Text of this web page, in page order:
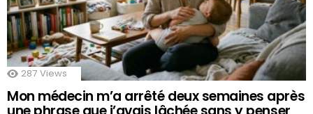
287 Views
Mon médecin m’a arrêté deux semaines après